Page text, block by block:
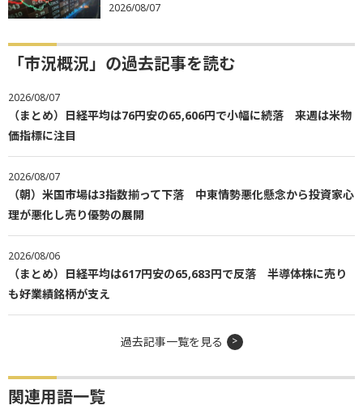
2026/08/07
「市況概況」の過去記事を読む
2026/08/07
（まとめ）日経平均は76円安の65,606円で小幅に続落 来週は米物
価指標に注目
2026/08/07
（朝）米国市場は3指数揃って下落 中東情勢悪化懸念から投資家心
理が悪化し売り優勢の展開
2026/08/06
（まとめ）日経平均は617円安の65,683円で反落 半導体株に売り
も好業績銘柄が支え
過去記事一覧を見る
関連用語一覧